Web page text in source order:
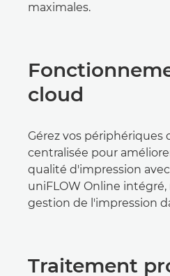
maximales.
cloud
Gérez vos périphériques
centralisée pour
qualité d'impression avec
uniFLOW Online
gestion de l'impression
Traitement